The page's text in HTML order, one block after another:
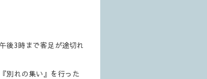
後3時まで客足が途切れ
別れの集い』を行った